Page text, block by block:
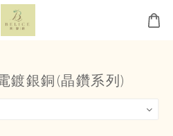
鍍銀銅(晶鑽系列)